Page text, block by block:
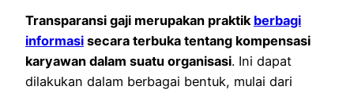
Transparansi gaji merupakan praktik berbagi
informasi secara terbuka tentang kompensasi
karyawan dalam suatu organisasi. Ini dapat
dilakukan dalam berbagai bentuk, mulai dari